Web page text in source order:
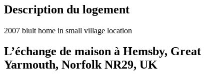
Description du logement
2007 biult home in small village location
L’échange de maison à Hemsby, Great
Yarmouth, Norfolk NR29, UK